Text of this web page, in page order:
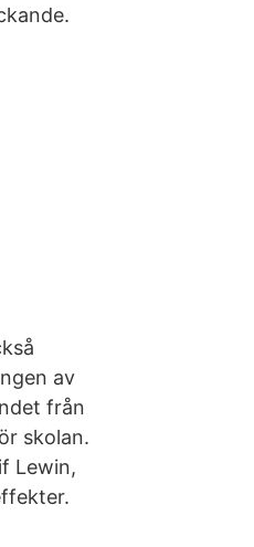
av
från
skolan.
Lewin,